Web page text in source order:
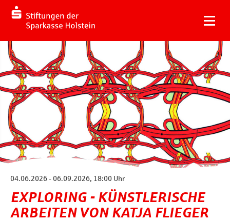
04.06.2026 - 06.09.2026, 18:00 Uhr
EXPLORING - KÜNSTLERISCHE
ARBEITEN VON KATJA FLIEGER